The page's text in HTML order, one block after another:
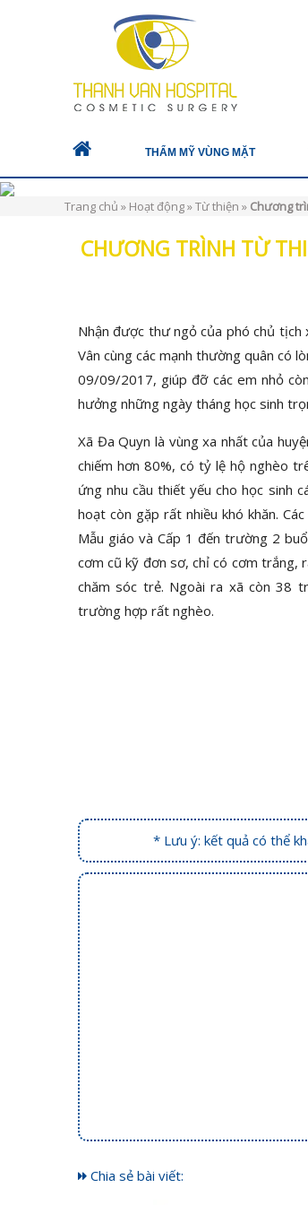
THẨM MỸ VÙNG MẶT
Trang chủ » Hoạt động»Từ thiện » Chương
CHƯƠNG TRÌNH TỪ
Nhận được thư ngỏ của phó chủ tịch
Vân cùng các mạnh thường quân có
09/09/2017, giúp đỡ các em nhỏ
hưởng những ngày tháng học sinh
Xã Đa Quyn là vùng xa nhất của
chiếm hơn 80%, có tỷ lệ hộ nghèo
ứng nhu cầu thiết yếu cho học sinh
hoạt còn gặp rất nhiều khó khăn.
Mẫu giáo và Cấp 1 đến trường 2
cơm cũ kỹ đơn sơ, chỉ có cơm trắng,
chăm sóc trẻ. Ngoài ra xã còn 38
trường hợp rất nghèo.
* Lưu ý: kết quả có thể
Chia sẻ bài viết: